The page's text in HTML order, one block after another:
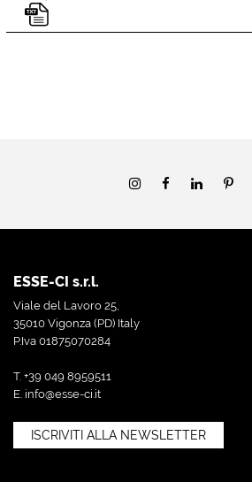
ESSE-CI s.r.l.
Viale del Lavoro 25,
35010 Vigonza (PD) Italy
P.Iva 01875070284
T. +39 049 8959511
E. info@esse-ci.it
ISCRIVITI ALLA NEWSLETTER